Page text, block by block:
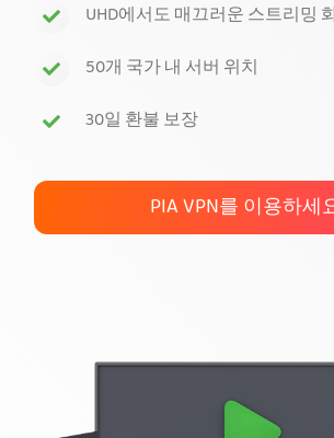
PIA VPN 받기
UHD에서도 매끄러운 스트리밍
50개 국가 내 서버 위치
30일 환불 보장
PIA VPN를 이용하세